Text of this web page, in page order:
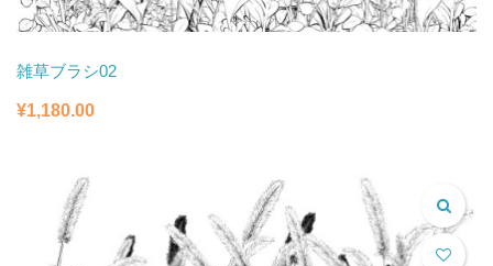
雑草ブラシ02
¥1,180.00